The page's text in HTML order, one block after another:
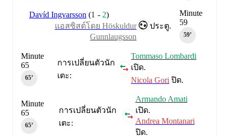
Minute
59
59‎’‎
ประตู.
Davíd Ingvarsson (1 - 2)
แอสซิสต์โดย Höskuldur
Gunnlaugsson
การเปลี่ยนตัวนัก
เตะ:
Tommaso Lombardi
เปิด.
Nicola Gori ปิด.
Minute
65
65‎’‎
การเปลี่ยนตัวนัก
เตะ:
Armando Amati
เปิด.
Andrea Montanari
ปิด.
Minute
65
65‎’‎